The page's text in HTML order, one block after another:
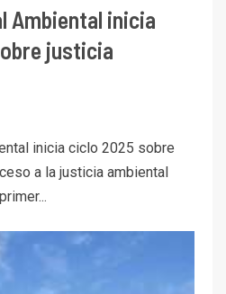
Ambiental inicia
justicia
inicia ciclo 2025 sobre
a la justicia ambiental